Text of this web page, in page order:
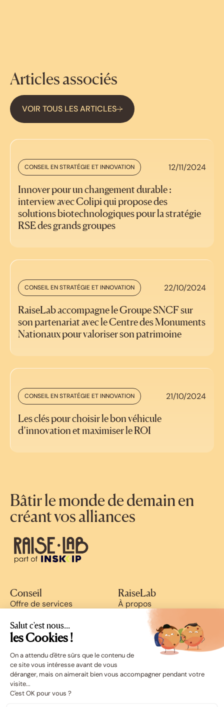
Articles associés
VOIR TOUS LES ARTICLES
CONSEIL EN STRATÉGIE ET INNOVATION 12/11/2024
Innover pour un changement durable :
interview avec Colipi qui propose des
solutions biotechnologiques pour la stratégie
RSE des grands groupes
CONSEIL EN STRATÉGIE ET INNOVATION 22/10/2024
RaiseLab accompagne le Groupe SNCF sur
son partenariat avec le Centre des Monuments
Nationaux pour valoriser son patrimoine
CONSEIL EN STRATÉGIE ET INNOVATION 21/10/2024
Les clés pour choisir le bon véhicule
d’innovation et maximiser le ROI
Bâtir le monde de demain en
créant vos alliances
Conseil
Offre de services
Ressources
Success stories
RaiseLab
À propos
Nous rejoindre
Écosystème
RAISE
Schoolab
Salut c'est nous...
les Cookies !
On a attendu d'être sûrs que le contenu de
ce site vous intéresse avant de vous
déranger, mais on aimerait bien vous accompagner pendant votre
visite...
C'est OK pour vous ?